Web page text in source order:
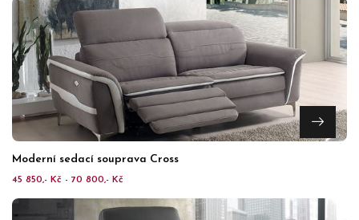
Moderní sedací souprava Cross
45 850,- Kč - 70 800,- Kč